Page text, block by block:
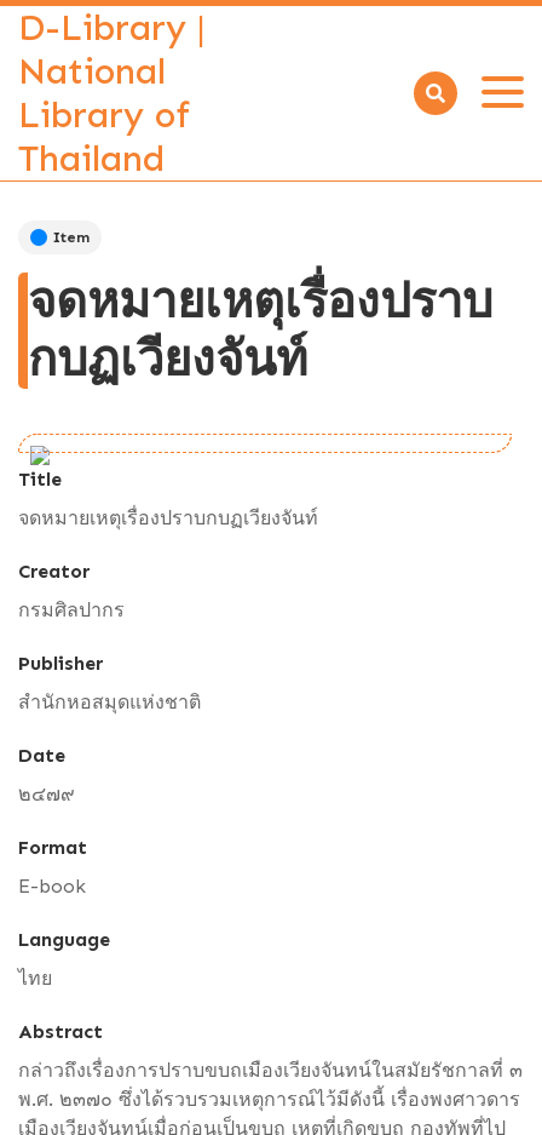
D-Library |
National
Library of
Thailand
Open
Item
จดหมายเหตุเรื่องปราบ
กบฏเวียงจันท์
Title
จดหมายเหตุเรื่องปราบกบฏเวียงจันท์
Creator
กรมศิลปากร
Publisher
สำนักหอสมุดแห่งชาติ
Date
๒๔๗๙
Format
E-book
Language
ไทย
Abstract
กล่าวถึงเรื่องการปราบขบถเมืองเวียงจันทน์ในสมัยรัชกาลที่ ๓
พ.ศ. ๒๓๗๐ ซึ่งได้รวบรวมเหตุการณ์ไว้มีดังนี้ เรื่องพงศาวดาร
เมืองเวียงจันทน์เมื่อก่อนเป็นขบถ เหตุที่เกิดขบถ กองทัพที่ไป